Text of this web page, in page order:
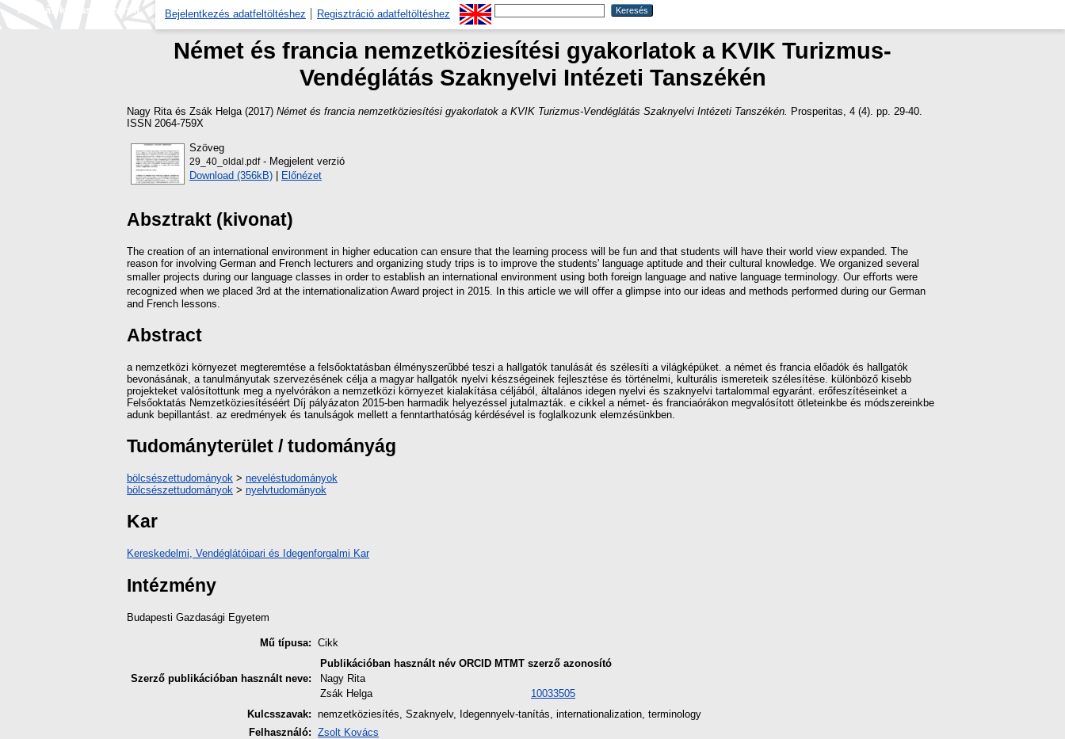
Tallózás kulcsszó szerint
Bejelentkezés adatfeltöltéshez Regisztráció adatfeltöltéshez
Német és francia nemzetköziesítési gyakorlatok a KVIK Turizmus-
Vendéglátás Szaknyelvi Intézeti Tanszékén
Nagy Rita és Zsák Helga (2017) Német és francia nemzetköziesítési gyakorlatok a KVIK Turizmus-Vendéglátás Szaknyelvi Intézeti Tanszékén.
Prosperitas, 4 (4). pp. 29-40.
ISSN 2064-759X
Szöveg
29_40_oldal.pdf- Megjelent verzió
Download (356kB) | Előnézet
Absztrakt (kivonat)
The creation of an international environment in higher education can ensure that the learning process will be fun and that students will have their world view expanded. The
reason for involving German and French lecturers and organizing study trips is to improve the students' language aptitude and their cultural knowledge. We organized several
smaller projects during our language classes in order to establish an international environment using both foreign language and native language terminology. Our eﬀorts were
recognized when we placed 3rd at the internationalization Award project in 2015. In this article we will oﬀer a glimpse into our ideas and methods performed during our German
and French lessons.
Abstract
a nemzetközi környezet megteremtése a felsőoktatásban élményszerűbbé teszi a hallgatók tanulását és szélesíti a világképüket. a német és francia előadók és hallgatók
bevonásának, a tanulmányutak szervezésének célja a magyar hallgatók nyelvi készségeinek fejlesztése és történelmi, kulturális ismereteik szélesítése. különböző kisebb
projekteket valósítottunk meg a nyelvórákon a nemzetközi környezet kialakítása céljából, általános idegen nyelvi és szaknyelvi tartalommal egyaránt. erőfeszítéseinket a
Felsőoktatás Nemzetköziesítéséért Díj pályázaton 2015-ben harmadik helyezéssel jutalmazták. e cikkel a német- és franciaórákon megvalósított ötleteinkbe és módszereinkbe
adunk bepillantást. az eredmények és tanulságok mellett a fenntarthatóság kérdésével is foglalkozunk elemzésünkben.
Tudományterület / tudományág
bölcsészettudományok > neveléstudományok
bölcsészettudományok > nyelvtudományok
Kar
Kereskedelmi, Vendéglátóipari és Idegenforgalmi Kar
Intézmény
Budapesti Gazdasági Egyetem
Mű típusa: Cikk
Szerző publikációban használt neve:
Publikációban használt név ORCID MTMT szerző azonosító
Nagy Rita
Zsák Helga
10033505
Kulcsszavak: nemzetköziesítés, Szaknyelv, Idegennyelv-tanítás, internationalization, terminology
Felhasználó: Zsolt Kovács